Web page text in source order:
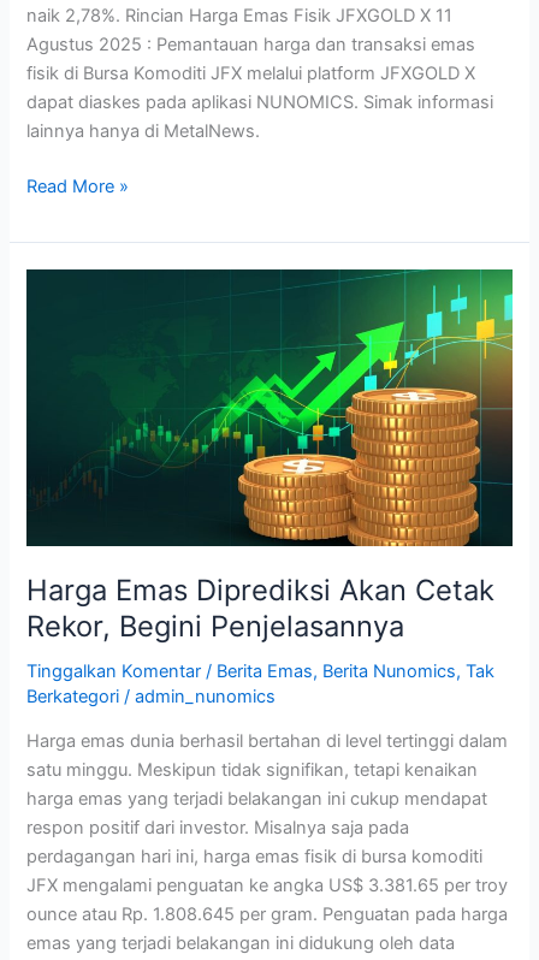
naik 2,78%. Rincian Harga Emas Fisik JFXGOLD X 11
Agustus 2025 : Pemantauan harga dan transaksi emas
fisik di Bursa Komoditi JFX melalui platform JFXGOLD X
dapat diaskes pada aplikasi NUNOMICS. Simak informasi
lainnya hanya di MetalNews.
Read More »
Harga Emas Diprediksi Akan Cetak
Rekor, Begini Penjelasannya
Tinggalkan Komentar / Berita Emas, Berita Nunomics,Tak
Berkategori /admin_nunomics
Harga emas dunia berhasil bertahan di level tertinggi dalam
satu minggu. Meskipun tidak signifikan, tetapi kenaikan
harga emas yang terjadi belakangan ini cukup mendapat
respon positif dari investor. Misalnya saja pada
perdagangan hari ini, harga emas fisik di bursa komoditi
JFX mengalami penguatan ke angka US$ 3.381.65 per troy
ounce atau Rp. 1.808.645 per gram. Penguatan pada harga
emas yang terjadi belakangan ini didukung oleh data
Penjelasannya